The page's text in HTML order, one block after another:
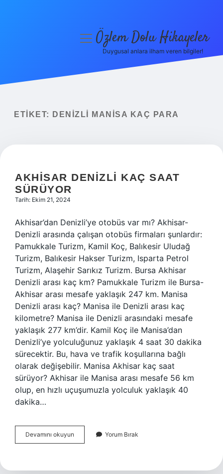
Yasal Uyarı
menüyüÖzlem Dolu Hikayeler
Duygusal anlara ilham veren bilgiler!
ETIKET: DENIZLI MANISA KAÇ PARA
AKHISAR DENIZLI KAÇ SAAT
SÜRÜYOR
Tarih: Ekim 21, 2024
Akhisar’dan Denizli’ye otobüs var mı? Akhisar-
Denizli arasında çalışan otobüs firmaları şunlardır:
Pamukkale Turizm, Kamil Koç, Balıkesir Uludağ
Turizm, Balıkesir Hakser Turizm, Isparta Petrol
Turizm, Alaşehir Sarıkız Turizm. Bursa Akhisar
Denizli arası kaç km? Pamukkale Turizm ile Bursa-
Akhisar arası mesafe yaklaşık 247 km. Manisa
Denizli arası kaç? Manisa ile Denizli arası kaç
kilometre? Manisa ile Denizli arasındaki mesafe
yaklaşık 277 km’dir. Kamil Koç ile Manisa’dan
Denizli’ye yolculuğunuz yaklaşık 4 saat 30 dakika
sürecektir. Bu, hava ve trafik koşullarına bağlı
olarak değişebilir. Manisa Akhisar kaç saat
sürüyor? Akhisar ile Manisa arası mesafe 56 km
olup, en hızlı uçuşumuzla yolculuk yaklaşık 40
dakika…
Devamını okuyun
Denizli
Sürüyor
Yorum Bırak